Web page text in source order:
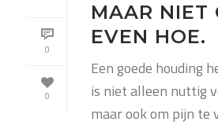
0
0
MAAR NIET
EVEN HOE.
Een goede houding
is niet alleen nuttig
maar ook om pijn te